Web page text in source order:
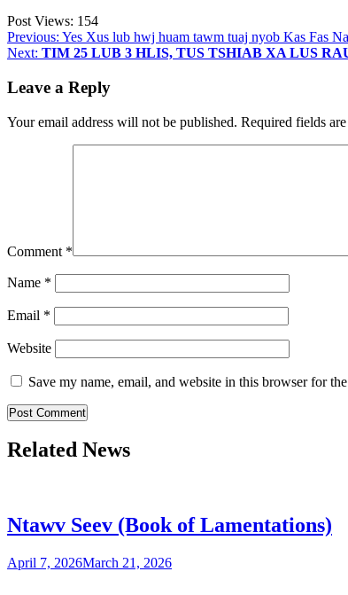
Post Views: 154
Post
navigation
Previous: Yes Xus lub hwj huam tawm tuaj nyob Kas Fas
Next: TIM 25 LUB 3 HLIS, TUS TSHIAB XA LUS
Leave a Reply
Your email address will not be published. Required fields
Comment *
Name *
Email *
Website
Save my name, email, and website in this browser for
Related News
Ntawv Seev (Book of Lamentations)
April 7, 2026March 21, 2026